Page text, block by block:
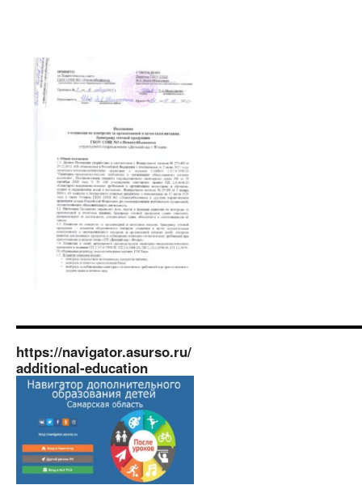
https://navigator.asurso.ru/
additional-education